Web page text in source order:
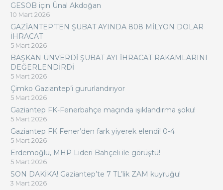
GESOB için Ünal Akdoğan
10 Mart 2026
GAZİANTEP’TEN ŞUBAT AYINDA 808 MİLYON DOLAR
İHRACAT
5 Mart 2026
BAŞKAN ÜNVERDİ ŞUBAT AYI İHRACAT RAKAMLARINI
DEĞERLENDİRDİ
5 Mart 2026
Çimko Gaziantep’i gururlandırıyor
5 Mart 2026
Gaziantep FK-Fenerbahçe maçında ışıklandırma şoku!
5 Mart 2026
Gaziantep FK Fener’den fark yiyerek elendi! 0-4
5 Mart 2026
Erdemoğlu, MHP Lideri Bahçeli ile görüştü!
5 Mart 2026
SON DAKİKA! Gaziantep’te 7 TL’lik ZAM kuyruğu!
3 Mart 2026